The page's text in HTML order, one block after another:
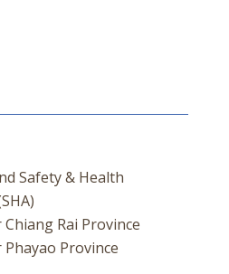
Safety & Health
Rai Province
Province